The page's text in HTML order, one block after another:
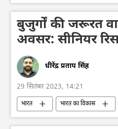
यूक्रेन सशस्त्र बल
यूक्रेन का
बुजुर्गों की जरूरत
अवसर: सीनियर
धीरेंद्र प्रताप सिंह
29 सितंबर 2023, 14:21
भारत भारत का विकास
बुजुर्ग लोग
Sputnik मान्यता